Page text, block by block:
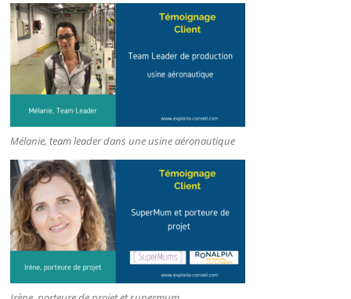
Mélanie, team leader dans une usine aéronautique